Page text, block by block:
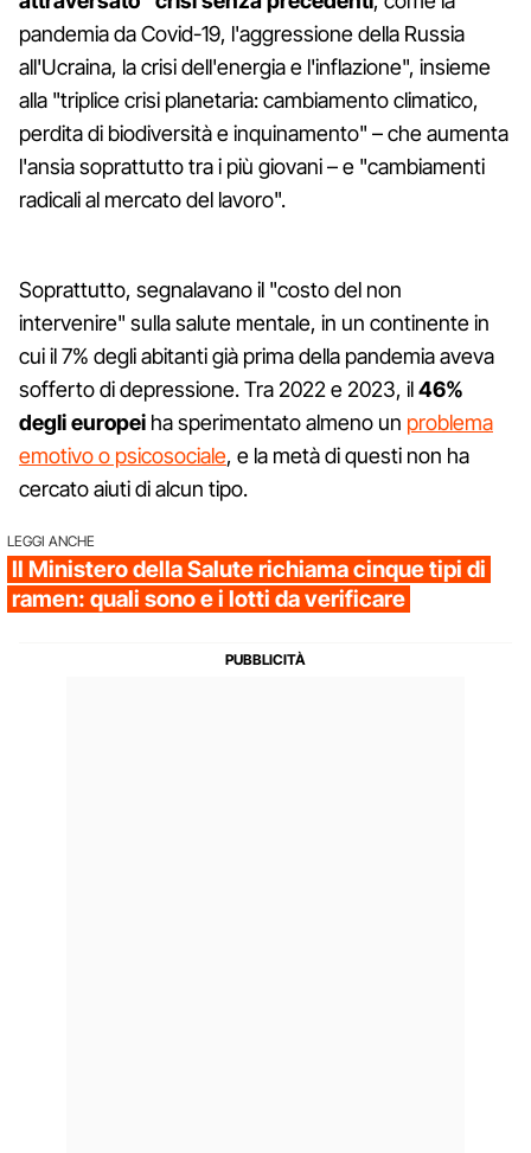
pandemia da Covid-19, l'aggressione della Russia
all'Ucraina, la crisi dell'energia e l'inflazione", insieme
alla "triplice crisi planetaria: cambiamento climatico,
perdita di biodiversità e inquinamento" – che aumenta
l'ansia soprattutto tra i più giovani – e "cambiamenti
radicali al mercato del lavoro".
Soprattutto, segnalavano il "costo del non
intervenire" sulla salute mentale, in un continente in
cui il 7% degli abitanti già prima della pandemia aveva
sofferto di depressione. Tra 2022 e 2023, il46%
degli europei ha sperimentato almeno un problema
emotivo o psicosociale, e la metà di questi non ha
cercato aiuti di alcun tipo.
LEGGI ANCHE
Il Ministero della Salute richiama cinque tipi di
ramen: quali sono e i lotti da verificare